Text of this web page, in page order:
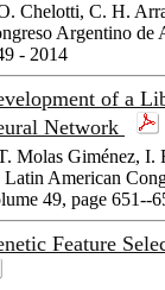
Chelotti, C. H.
Argentino de
- 2014
of a
Network
Molas Giménez, I.
American
49, page 651--
Feature